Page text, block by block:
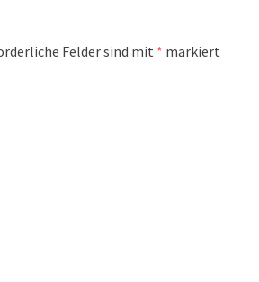
Felder sind mit * markiert